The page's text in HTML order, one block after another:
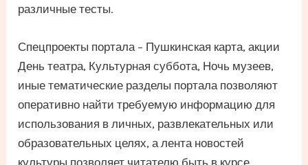
различные тесты.
Спецпроекты портала – Пушкинская карта, акции
День театра, Культурная суббота, Ночь музеев,
иные тематические разделы портала позволяют
оперативно найти требуемую информацию для
использования в личных, развлекательных или
образовательных целях, а лента новостей